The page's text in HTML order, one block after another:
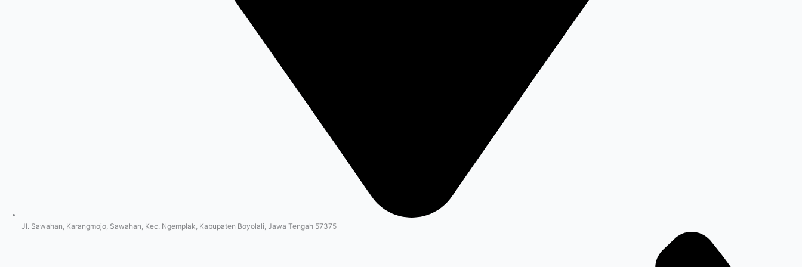
Jl. Sawahan, Karangmojo, Sawahan, Kec. Ngemplak, Kabupaten Boyolali, Jawa Tengah 57375